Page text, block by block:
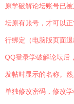
原学破解论坛账号已
坛原有账号，才可以
行绑定（电脑版页面
QQ登录学破解论坛后
发帖时显示的名称。
单独修改密码，修改